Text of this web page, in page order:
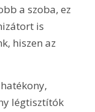
a szoba, ez
is
hiszen az
légtisztítók